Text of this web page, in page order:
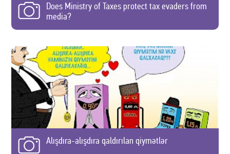
Does Ministry of Taxes protect tax evaders from
media?
Alışdıra-alışdıra qaldırılan qiymətlər